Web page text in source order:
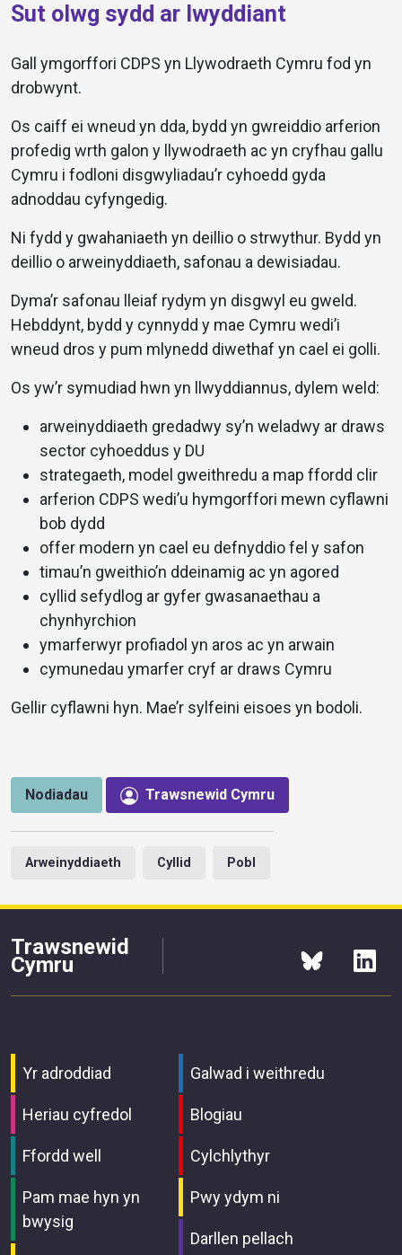
Sut olwg sydd ar lwyddiant
Gall ymgorffori CDPS yn Llywodraeth Cymru fod yn
drobwynt.
Os caiff ei wneud yn dda, bydd yn gwreiddio arferion
profedig wrth galon y llywodraeth ac yn cryfhau gallu
Cymru i fodloni disgwyliadau’r cyhoedd gyda
adnoddau cyfyngedig.
Ni fydd y gwahaniaeth yn deillio o strwythur. Bydd yn
deillio o arweinyddiaeth, safonau a dewisiadau.
Dyma’r safonau lleiaf rydym yn disgwyl eu gweld.
Hebddynt, bydd y cynnydd y mae Cymru wedi’i
wneud dros y pum mlynedd diwethaf yn cael ei golli.
Os yw’r symudiad hwn yn llwyddiannus, dylem weld:
arweinyddiaeth gredadwy sy’n weladwy ar draws
sector cyhoeddus y DU
strategaeth, model gweithredu a map ffordd clir
arferion CDPS wedi’u hymgorffori mewn cyflawni
bob dydd
offer modern yn cael eu defnyddio fel y safon
timau’n gweithio’n ddeinamig ac yn agored
cyllid sefydlog ar gyfer gwasanaethau a
chynhyrchion
ymarferwyr profiadol yn aros ac yn arwain
cymunedau ymarfer cryf ar draws Cymru
Gellir cyflawni hyn. Mae’r sylfeini eisoes yn bodoli.
Nodiadau Trawsnewid Cymru
Arweinyddiaeth Cyllid Pobl
Trawsnewid
Cymru
Yr adroddiad
Heriau cyfredol
Ffordd well
Pam mae hyn yn
bwysig
Galwad i weithredu
Blogiau
Cylchlythyr
Pwy ydym ni
Darllen pellach